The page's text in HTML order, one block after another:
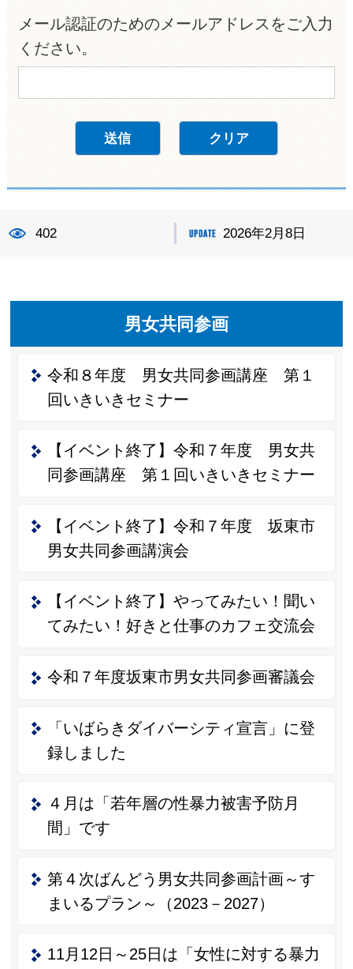
メール認証のためのメールアドレスをご入力
ください。
402 2026年2月8日
男女共同参画
令和８年度 男女共同参画講座 第１
回いきいきセミナー
【イベント終了】令和７年度 男女共
同参画講座 第１回いきいきセミナー
【イベント終了】令和７年度 坂東市
男女共同参画講演会
【イベント終了】やってみたい！聞い
てみたい！好きと仕事のカフェ交流会
令和７年度坂東市男女共同参画審議会
「いばらきダイバーシティ宣言」に登
録しました
４月は「若年層の性暴力被害予防月
間」です
第４次ばんどう男女共同参画計画～す
まいるプラン～（2023－2027）
11月12日～25日は「女性に対する暴力